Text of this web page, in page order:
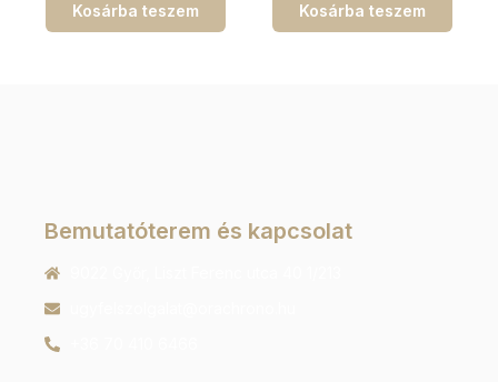
Kosárba teszem Kosárba teszem
Bemutatóterem és kapcsolat